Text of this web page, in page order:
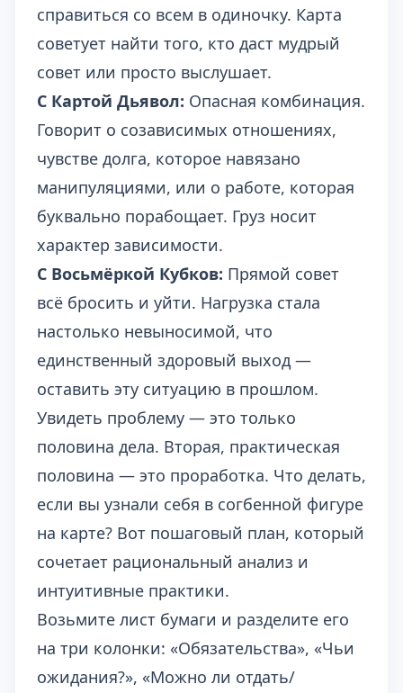
справиться со всем в одиночку. Карта
советует найти того, кто даст мудрый
совет или просто выслушает.
С Картой Дьявол: Опасная комбинация.
Говорит о созависимых отношениях,
чувстве долга, которое навязано
манипуляциями, или о работе, которая
буквально порабощает. Груз носит
характер зависимости.
С Восьмёркой Кубков: Прямой совет
всё бросить и уйти. Нагрузка стала
настолько невыносимой, что
единственный здоровый выход —
оставить эту ситуацию в прошлом.
Увидеть проблему — это только
половина дела. Вторая, практическая
половина — это проработка. Что делать,
если вы узнали себя в согбенной фигуре
на карте? Вот пошаговый план, который
сочетает рациональный анализ и
интуитивные практики.
Возьмите лист бумаги и разделите его
на три колонки: «Обязательства», «Чьи
ожидания?», «Можно ли отдать/